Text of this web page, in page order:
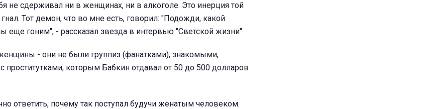
не сдерживал ни в женщинах, ни в алкоголе. Это инерция той
Тот демон, что во мне есть, говорил: "Подожди, какой
еще гоним", - рассказал звезда в интервью "Светской жизни".
- они не были группиз (фанатками), знакомыми,
проститутками, которым Бабкин отдавал от 50 до 500 долларов
ответить, почему так поступал будучи женатым человеком.